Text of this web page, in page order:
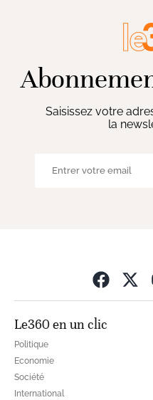
Saisissez votre
la
Le360 en un clic
Politique
Economie
Société
International